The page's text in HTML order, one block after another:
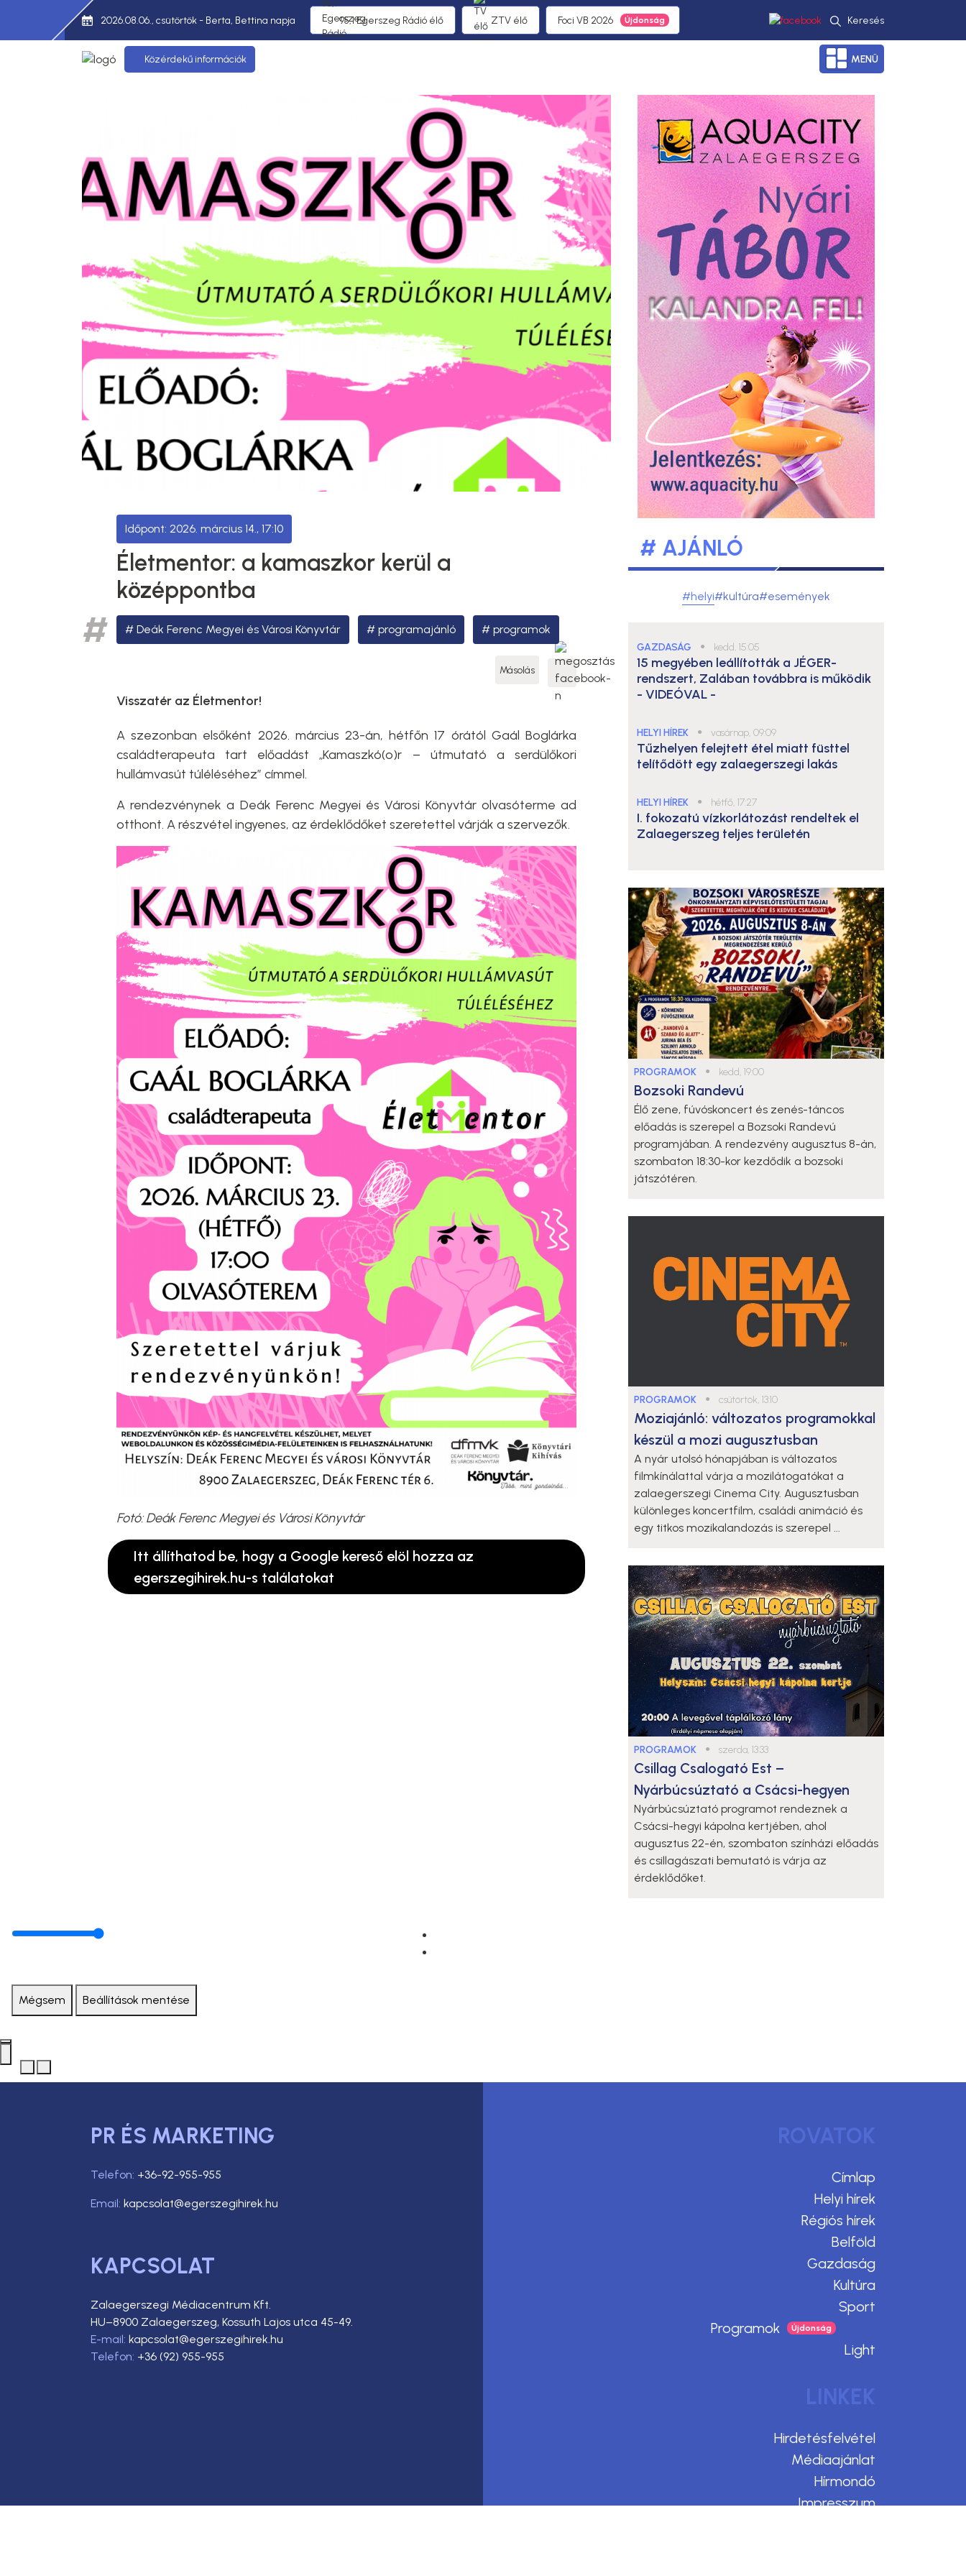
2026.08.06., csütörtök - Berta, Bettina napja 95,1 Egerszeg Rádió élő ZTV élő Foci VB 2026 Keresés
Közérdekű információk MENÜ
2026. március 14., 17:10
Életmentor: a kamaszkor kerül a
középpontba
Deák Ferenc Megyei és Városi Könyvtár programajánló programok
Másolás
Visszatér az Életmentor!
A szezonban elsőként 2026. március 23-án, hétfőn 17 órától Gaál Boglárka
családterapeuta tart előadást „Kamaszkó(o)r – útmutató a serdülőkori
hullámvasút túléléséhez” címmel.
A rendezvénynek a Deák Ferenc Megyei és Városi Könyvtár olvasóterme ad
otthont. A részvétel ingyenes, az érdeklődőket szeretettel várják a szervezők.
Fotó: Deák Ferenc Megyei és Városi Könyvtár
Itt állíthatod be, hogy a Google kereső elöl hozza az
egerszegihirek.hu-s találatokat
# AJÁNLÓ
#helyi#kultúra#események
GAZDASÁG ● kedd, 15:05
15 megyében leállították a JÉGER-
rendszert, Zalában továbbra is működik
- VIDEÓVAL -
HELYI HÍREK ● vasárnap, 09:09
Tűzhelyen felejtett étel miatt füsttel
telítődött egy zalaegerszegi lakás
HELYI HÍREK ● hétfő, 17:27
I. fokozatú vízkorlátozást rendeltek el
Zalaegerszeg teljes területén
PROGRAMOK ● kedd, 19:00
Bozsoki Randevú
Élő zene, fúvóskoncert és zenés-táncos
előadás is szerepel a Bozsoki Randevú
programjában. A rendezvény augusztus 8-án,
szombaton 18:30-kor kezdődik a bozsoki
játszótéren.
PROGRAMOK ● csütörtök, 13:10
Moziajánló: változatos programokkal
készül a mozi augusztusban
A nyár utolsó hónapjában is változatos
filmkínálattal várja a mozilátogatókat a
zalaegerszegi Cinema City. Augusztusban
különleges koncertfilm, családi animáció és
egy titkos mozikalandozás is szerepel ...
PROGRAMOK ● szerda, 13:33
Csillag Csalogató Est –
Nyárbúcsúztató a Csácsi-hegyen
Nyárbúcsúztató programot rendeznek a
Csácsi-hegyi kápolna kertjében, ahol
augusztus 22-én, szombaton színházi előadás
és csillagászati bemutató is várja az
érdeklődőket.
Mégsem Beállítások mentése
PR ÉS MARKETING
Telefon: +36-92-955-955
Email: kapcsolat@egerszegihirek.hu
KAPCSOLAT
Zalaegerszegi Médiacentrum Kft.
HU–8900 Zalaegerszeg, Kossuth Lajos utca 45-49.
E-mail: kapcsolat@egerszegihirek.hu
Telefon: +36 (92) 955-955
ROVATOK
Címlap
Helyi hírek
Régiós hírek
Belföld
Gazdaság
Kultúra
Sport
Programok
Light
LINKEK
Hirdetésfelvétel
Médiaajánlat
Hírmondó
Impresszum